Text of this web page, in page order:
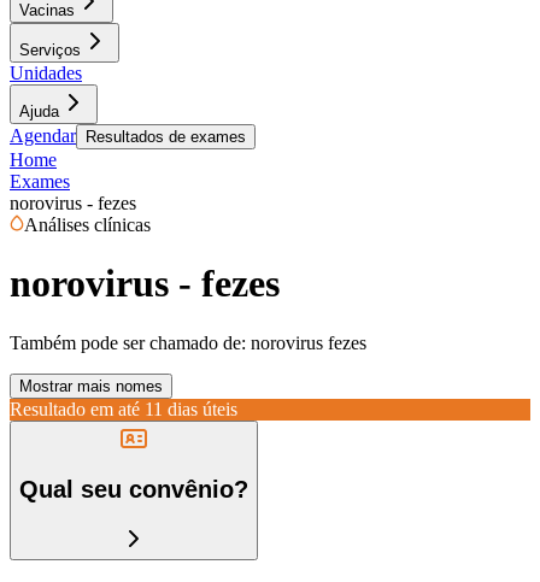
Vacinas
Serviços
Unidades
Ajuda
Agendar Resultados de exames
Home
Exames
norovirus - fezes
Análises clínicas
norovirus - fezes
Também pode ser chamado de: norovirus fezes
Mostrar mais nomes
Resultado em até 11 dias úteis
Qual seu convênio?